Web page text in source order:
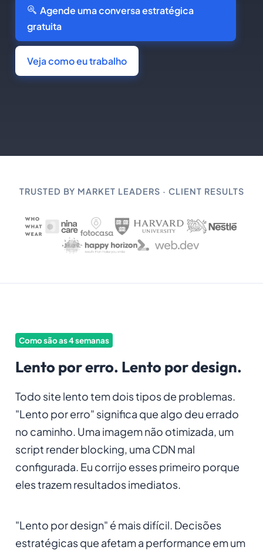
Agende uma conversa estratégica
gratuita
Veja como eu trabalho
TRUSTED BY MARKET LEADERS · CLIENT RESULTS
Como são as 4 semanas
Lento por erro. Lento por design.
Todo site lento tem dois tipos de problemas.
"Lento por erro" significa que algo deu errado
no caminho. Uma imagem não otimizada, um
script render blocking, uma CDN mal
configurada. Eu corrijo esses primeiro porque
eles trazem resultados imediatos.
"Lento por design" é mais difícil. Decisões
estratégicas que afetam a performance em um